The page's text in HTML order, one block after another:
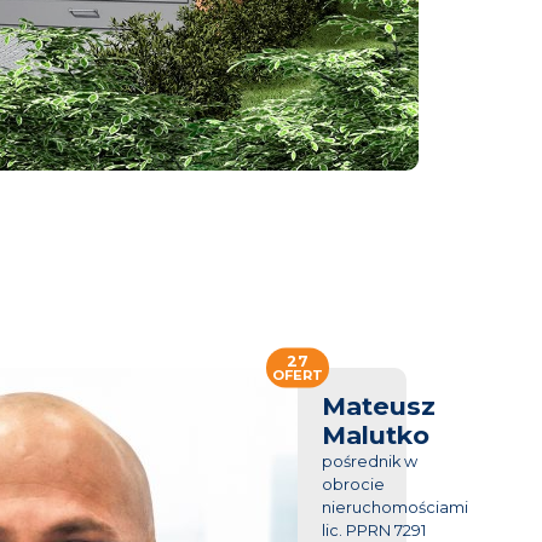
Mateusz
Malutko
pośrednik w
obrocie
nieruchomościami
lic. PPRN 7291
27
OFERT